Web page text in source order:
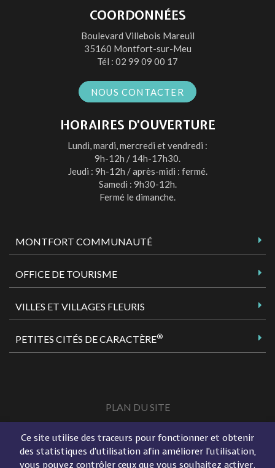
Ce site utilise des traceurs pour fonctionner et obtenir
des statistiques d'utilisation afin améliorer l'utilisation,
vous pouvez contrôler ceux que vous souhaitez activer.
le
compte
Facebook
le
compte
Twitter
le
compte
Instagram
la
chaîne
Youtube
COORDONNÉES
Boulevard Villebois Mareuil
35160 Montfort-sur-Meu
Tél : 02 99 09 00 17
NOUS CONTACTER
HORAIRES D’OUVERTURE
Lundi, mardi, mercredi et vendredi :
9h-12h / 14h-17h30.
Jeudi : 9h-12h / après-midi : fermé.
Samedi : 9h30-12h.
Fermé le dimanche.
MONTFORT COMMUNAUTÉ
OFFICE DE TOURISME
VILLES ET VILLAGES FLEURIS
PETITES CITÉS DE CARACTÈRE®
PLAN DU SITE
ACCESSIBILITÉ